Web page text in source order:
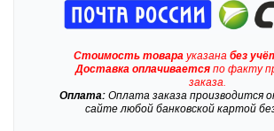
Стоимость товарауказана без
Доставкаоплачиваетсяпо факту
заказа.
Оплата: Оплата заказа производится
сайте любой банковской картой